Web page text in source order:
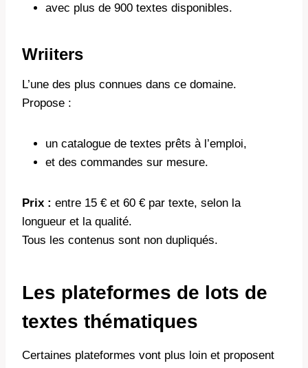
avec plus de 900 textes disponibles.
Wriiters
L’une des plus connues dans ce domaine.
Propose :
un catalogue de textes prêts à l’emploi,
et des commandes sur mesure.
Prix : entre 15 € et 60 € par texte, selon la
longueur et la qualité.
Tous les contenus sont non dupliqués.
Les plateformes de lots de
textes thématiques
Certaines plateformes vont plus loin et proposent